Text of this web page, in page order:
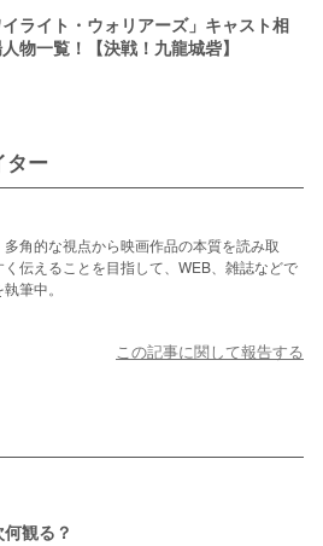
ライト・ウォリアーズ」キャスト相
物一覧！【決戦！九龍城砦】
ター
角的な視点から映画作品の本質を読み取
く伝えることを目指して、WEB、雑誌などで
筆中。
この記事に関して報告する
観る？